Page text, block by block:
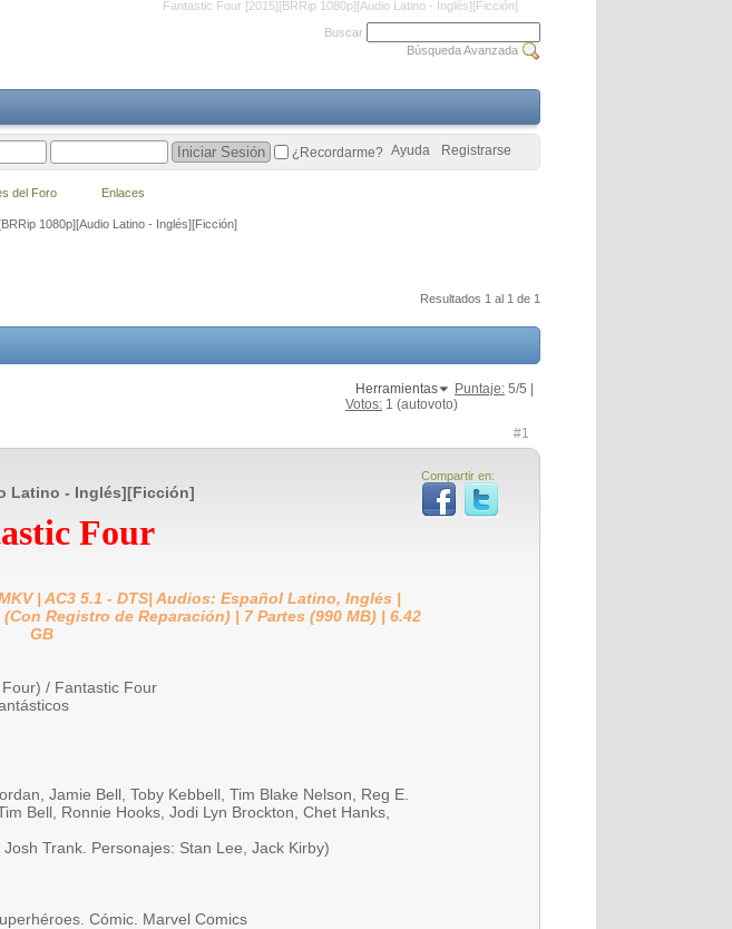
Fantastic Four [2015][BRRip 1080p][Audio Latino - Inglés][Ficción]
1080p][Audio Latino - Inglés][Ficción]
Resultados 1 al 1 de 1
Herramientas Puntaje: 5/5 |
Votos: 1 (autovoto)
#1
Compartir en:
Latino - Inglés][Ficción]
Four
| AC3 5.1 - DTS| Audios: Español Latino, Inglés |
Registro de Reparación) | 7 Partes (990 MB) | 6.42
GB
/ Fantastic Four
Jamie Bell, Toby Kebbell, Tim Blake Nelson, Reg E.
Bell, Ronnie Hooks, Jodi Lyn Brockton, Chet Hanks,
Trank. Personajes: Stan Lee, Jack Kirby)
Cómic. Marvel Comics
Buscar
Búsqueda Avanzada
Registrarse
Ayuda
¿Recordarme?
del Foro Enlaces